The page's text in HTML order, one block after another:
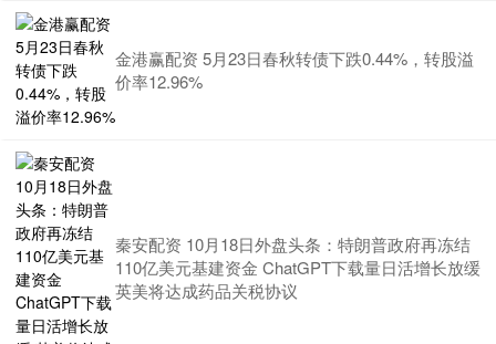
金港赢配资 5月23日春秋转债下跌0.44%，转股溢
价率12.96%
秦安配资 10月18日外盘头条：特朗普政府再冻结
110亿美元基建资金 ChatGPT下载量日活增长放缓
英美将达成药品关税协议